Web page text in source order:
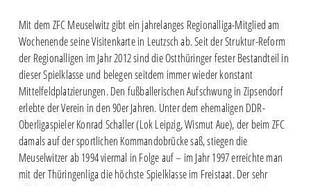
Mit dem ZFC Meuselwitz gibt ein jahrelanges Regionalliga-Mitglied am
Wochenende seine Visitenkarte in Leutzsch ab. Seit der Struktur-Reform
der Regionalligen im Jahr 2012 sind die Ostthüringer fester Bestandteil in
dieser Spielklasse und belegen seitdem immer wieder konstant
Mittelfeldplatzierungen. Den fußballerischen Aufschwung in Zipsendorf
erlebte der Verein in den 90er Jahren. Unter dem ehemaligen DDR-
Oberligaspieler Konrad Schaller (Lok Leipzig, Wismut Aue), der beim ZFC
damals auf der sportlichen Kommandobrücke saß, stiegen die
Meuselwitzer ab 1994 viermal in Folge auf – im Jahr 1997 erreichte man
mit der Thüringenliga die höchste Spielklasse im Freistaat. Der sehr